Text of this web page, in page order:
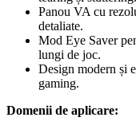
Panou VA cu
detaliate.
Mod Eye Saver
lungi de joc.
Design modern și
gaming.
Domenii de aplicare: